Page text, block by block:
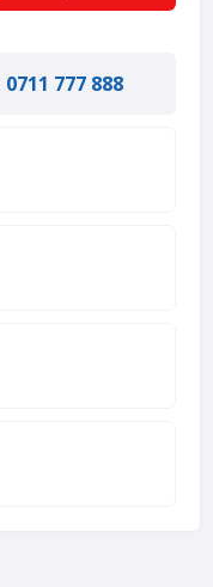
0711 777 888